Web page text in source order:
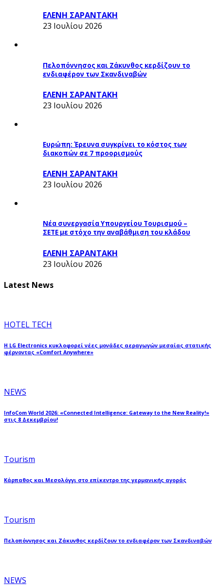
ΕΛΕΝΗ ΣΑΡΑΝΤΑΚΗ
23 Ιουλίου 2026
Πελοπόννησος και Ζάκυνθος κερδίζουν το
ενδιαφέρον των Σκανδιναβών
ΕΛΕΝΗ ΣΑΡΑΝΤΑΚΗ
23 Ιουλίου 2026
Ευρώπη: Έρευνα συγκρίνει το κόστος των
διακοπών σε 7 προορισμούς
ΕΛΕΝΗ ΣΑΡΑΝΤΑΚΗ
23 Ιουλίου 2026
Νέα συνεργασία Υπουργείου Τουρισμού –
ΣΕΤΕ με στόχο την αναβάθμιση του κλάδου
ΕΛΕΝΗ ΣΑΡΑΝΤΑΚΗ
23 Ιουλίου 2026
Latest News
HOTEL TECH
Η LG Electronics κυκλοφορεί νέες μονάδες αεραγωγών μεσαίας στατικής
φέρνοντας «Comfort Anywhere»
NEWS
InfoCom World 2026: «Connected Intelligence: Gateway to the New Reality!»
στις 8 Δεκεμβρίου!
Tourism
Κάρπαθος και Μεσολόγγι στο επίκεντρο της γερμανικής αγοράς
Tourism
Πελοπόννησος και Ζάκυνθος κερδίζουν το ενδιαφέρον των Σκανδιναβών
NEWS